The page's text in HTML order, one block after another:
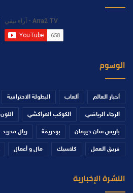
الوسوم
أخبار العالم ألعاب البطولة الاحترافية
الرجاء الرياضي الكوكب المراكشي اللون
باريس سان جيرمان بودريقة ريال مدريد
فريق العمل كلاسيك مال و أعمال
النشرة الإخبارية